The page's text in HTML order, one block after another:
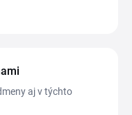
aj v týchto